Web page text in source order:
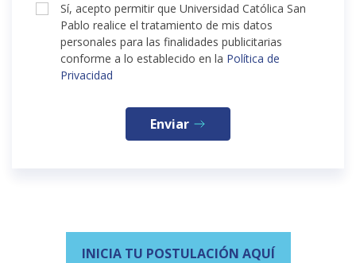
Sí, acepto permitir que Universidad Católica San
Pablo realice el tratamiento de mis datos
personales para las finalidades publicitarias
conforme a lo establecido en la Política de
Privacidad
Enviar
INICIA TU POSTULACIÓN AQUÍ